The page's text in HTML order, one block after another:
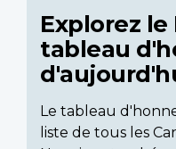
Explorez le
tableau
Le tableau
liste de tous les